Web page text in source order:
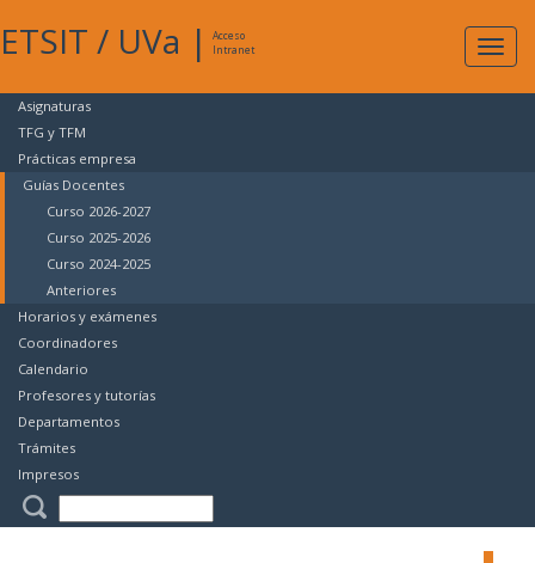
ETSIT / UVa |
Acceso
Intranet
Asignaturas
TFG y TFM
Prácticas empresa
Guías Docentes
Curso 2026-2027
Curso 2025-2026
Curso 2024-2025
Anteriores
Horarios y exámenes
Coordinadores
Calendario
Profesores y tutorías
Departamentos
Trámites
Impresos